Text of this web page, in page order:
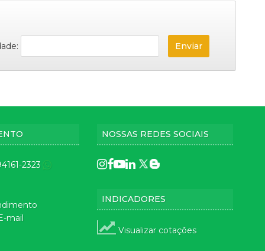
2323
mail
NOSSAS REDES SOCIAIS
INDICADORES
Visualizar cotações